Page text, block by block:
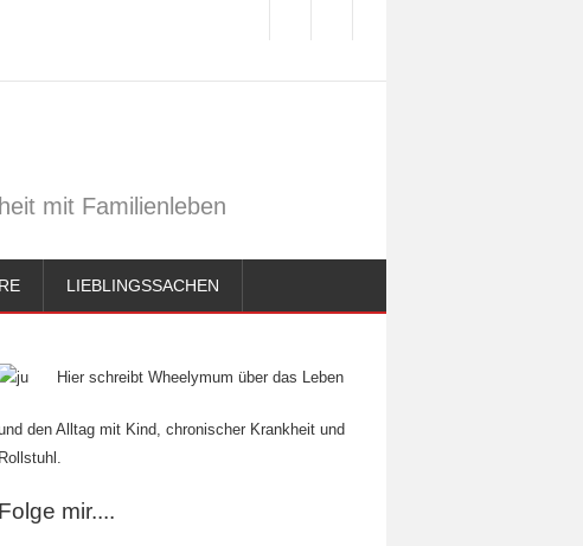
mit Familienleben
LIEBLINGSSACHEN
Hier schreibt Wheelymum über das Leben
den Alltag mit Kind, chronischer Krankheit und
Rollstuhl.
Folge mir....